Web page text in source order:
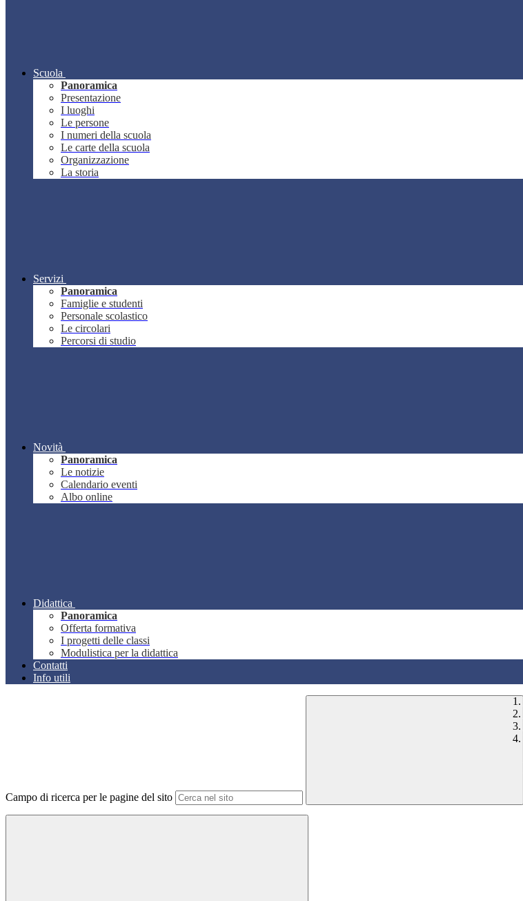
Scuola
Panoramica
Presentazione
I luoghi
Le persone
I numeri della scuola
Le carte della scuola
Organizzazione
La storia
Servizi
Panoramica
Famiglie e studenti
Personale scolastico
Le circolari
Percorsi di studio
Novità
Panoramica
Le notizie
Calendario eventi
Albo online
Didattica
Panoramica
Offerta formativa
I progetti delle classi
Modulistica per la didattica
Contatti
Info utili
Campo di ricerca per le pagine del sito